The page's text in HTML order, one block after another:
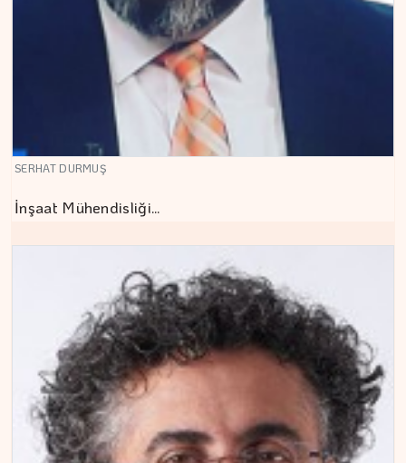
SERHAT DURMUŞ
İnşaat Mühendisliği…